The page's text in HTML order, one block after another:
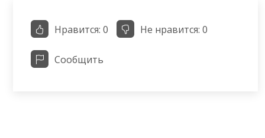
Нравится: 0 Не нравится: 0
Сообщить